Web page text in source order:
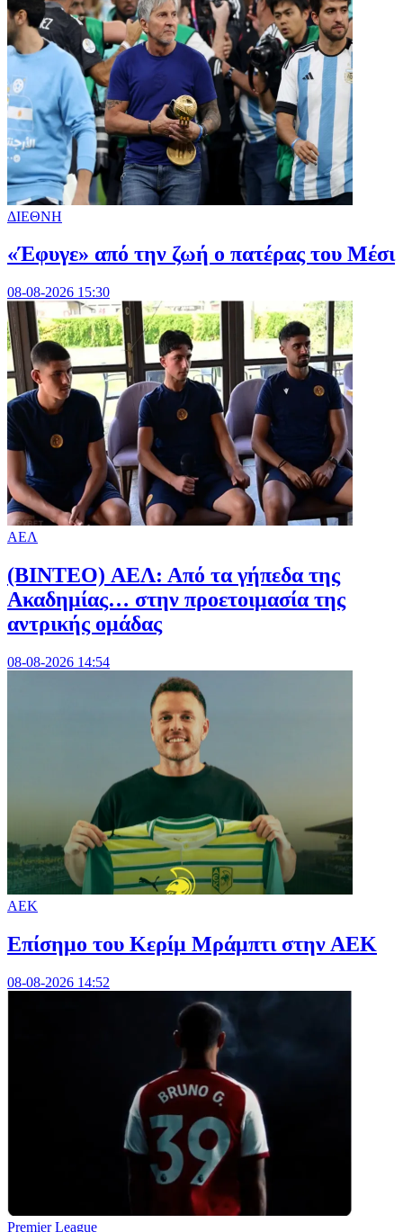
ΔΙΕΘΝΗ
«Έφυγε» από την ζωή ο πατέρας του Μέσι
08-08-2026 15:30
ΑΕΛ
(BINTEO) ΑΕΛ: Από τα γήπεδα της
Ακαδημίας… στην προετοιμασία της
αντρικής ομάδας
08-08-2026 14:54
ΑΕΚ
Επίσημο του Κερίμ Μράμπτι στην ΑΕK
08-08-2026 14:52
Premier League